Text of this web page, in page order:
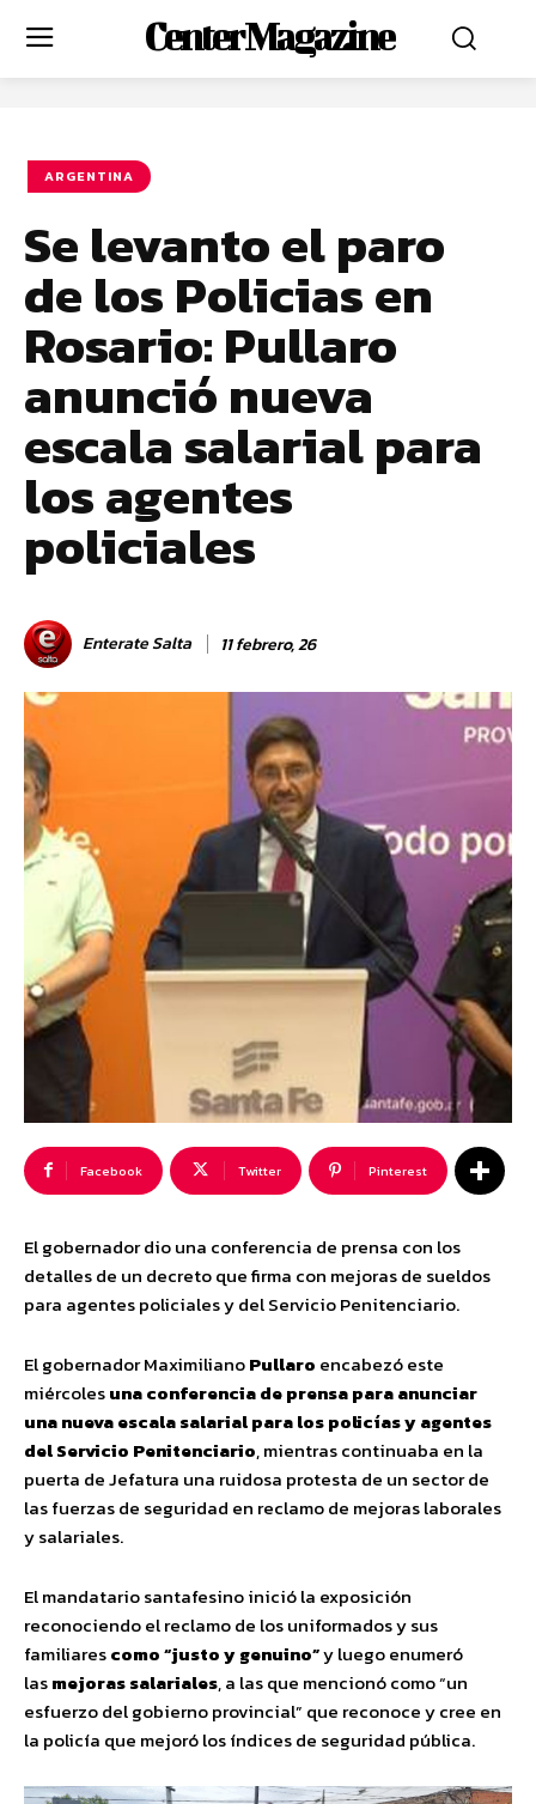
Center Magazine
ARGENTINA
Se levanto el paro
de los Policias en
Rosario: Pullaro
anunció nueva
escala salarial para
los agentes
policiales
Enterate Salta 11 febrero, 26
Facebook Twitter Pinterest
El gobernador dio una conferencia de prensa con los
detalles de un decreto que firma con mejoras de sueldos
para agentes policiales y del Servicio Penitenciario.
El gobernador MaximilianoPullaro encabezó este
miércolesuna conferencia de prensa para anunciar
una nueva escala salarial para los policías y agentes
del Servicio Penitenciario, mientras continuaba en la
puerta de Jefatura una ruidosa protesta de un sector de
las fuerzas de seguridad en reclamo de mejoras laborales
y salariales.
El mandatario santafesino inició la exposición
reconociendo el reclamo de los uniformados y sus
familiarescomo “justo y genuino”y luego enumeró
lasmejoras salariales, a las que mencionó como “un
esfuerzo del gobierno provincial” que reconoce y cree en
la policía que mejoró los índices de seguridad pública.